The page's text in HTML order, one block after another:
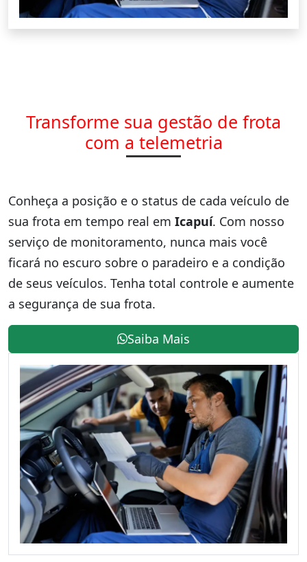
Transforme sua gestão de frota
com a telemetria
Conheça a posição e o status de cada veículo de
sua frota em tempo real em Icapuí. Com nosso
serviço de monitoramento, nunca mais você
ficará no escuro sobre o paradeiro e a condição
de seus veículos. Tenha total controle e aumente
a segurança de sua frota.
Saiba Mais